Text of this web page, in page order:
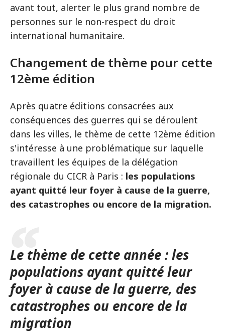
avant tout, alerter le plus grand nombre de
personnes sur le non-respect du droit
international humanitaire.
Changement de thème pour cette
12ème édition
Après quatre éditions consacrées aux
conséquences des guerres qui se déroulent
dans les villes, le thème de cette 12ème édition
s'intéresse à une problématique sur laquelle
travaillent les équipes de la délégation
régionale du CICR à Paris : les populations
ayant quitté leur foyer à cause de la guerre,
des catastrophes ou encore de la migration.
Le thème de cette année : les
populations ayant quitté leur
foyer à cause de la guerre, des
catastrophes ou encore de la
migration